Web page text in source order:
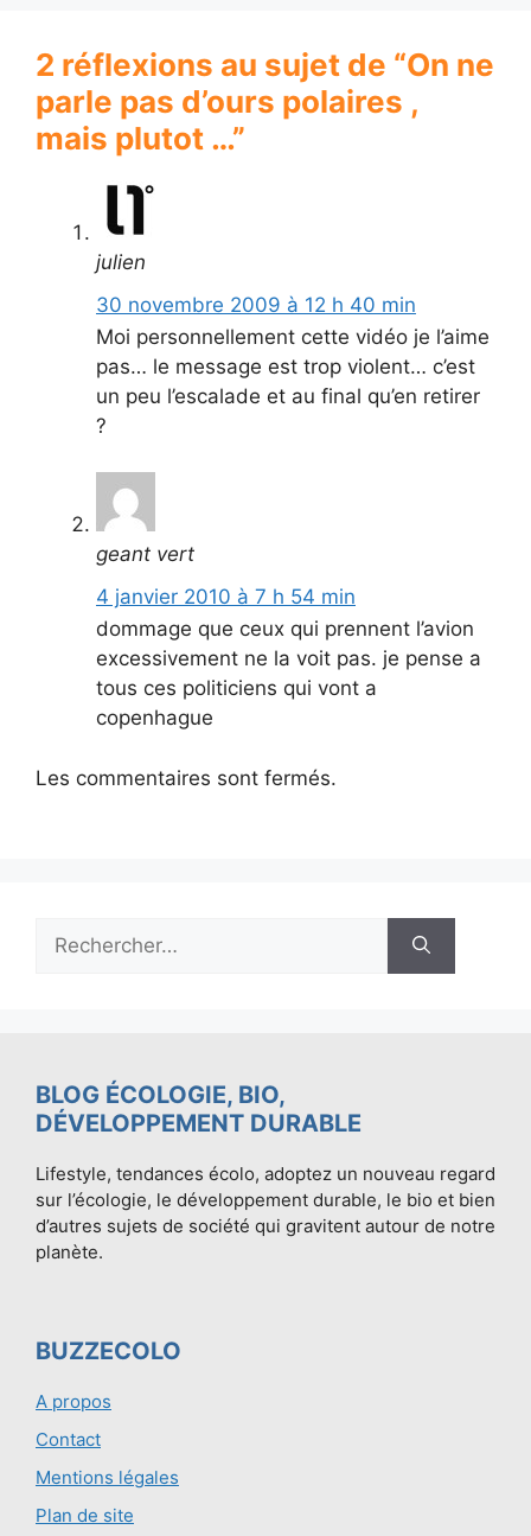
2 réflexions au sujet de “On ne
parle pas d’ours polaires ,
mais plutot …”
julien
30 novembre 2009 à 12 h 40 min
Moi personnellement cette vidéo je l’aime
pas… le message est trop violent… c’est
un peu l’escalade et au final qu’en retirer
?
geant vert
4 janvier 2010 à 7 h 54 min
dommage que ceux qui prennent l’avion
excessivement ne la voit pas. je pense a
tous ces politiciens qui vont a
copenhague
Les commentaires sont fermés.
Rechercher :
BLOG ÉCOLOGIE, BIO,
DÉVELOPPEMENT DURABLE
Lifestyle, tendances écolo, adoptez un nouveau regard
sur l’écologie, le développement durable, le bio et bien
d’autres sujets de société qui gravitent autour de notre
planète.
BUZZECOLO
A propos
Contact
Mentions légales
Plan de site